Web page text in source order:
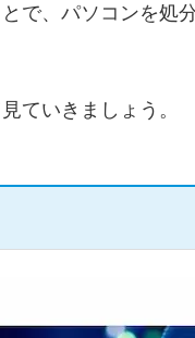
で、パソコンを処
ていきましょう。